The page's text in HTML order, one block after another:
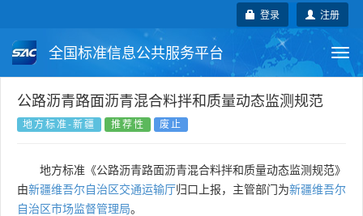
注册
登录
全国标准信息公共服务平台
国家标准 行业标准 地方标准
国外标准 技术委员会
公路沥青路面沥青混合料拌和质量动态监测规范
地方标准-新疆 推荐性 废止
地方标准《公路沥青路面沥青混合料拌和质量动态监测规范》
由新疆维吾尔自治区交通运输厅归口上报，主管部门为新疆维吾尔
自治区市场监督管理局。